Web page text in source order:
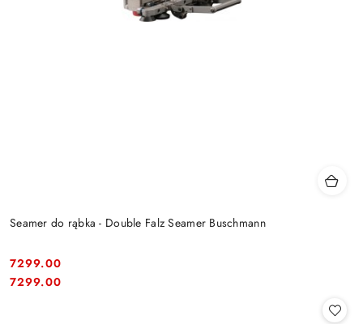
Seamer do rąbka - Double Falz Seamer Buschmann
Cena:
7299.00
Cena:
7299.00